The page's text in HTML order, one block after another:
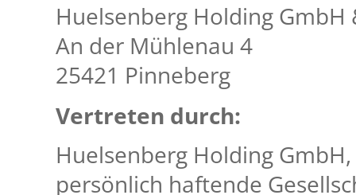
Huelsenberg Holding GmbH
An der Mühlenau 4
25421 Pinneberg
Vertreten durch:
Huelsenberg Holding
persönlich haftende